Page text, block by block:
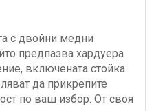
с двойни медни
предпазва хардуера
включената стойка
да прикрепите
по ваш избор. От своя